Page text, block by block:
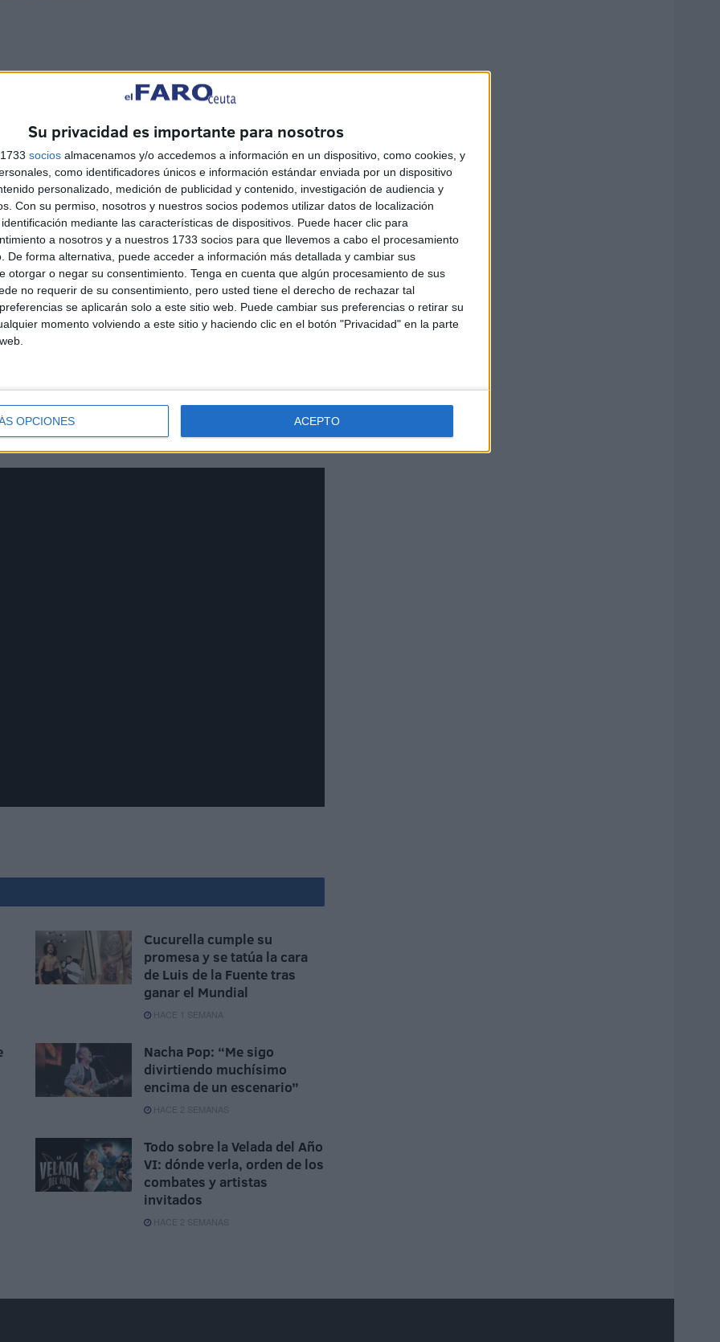
Su privacidad es importante para nosotros
socios almacenamos y/o accedemos a información en un dispositivo, como cookies, y
como identificadores únicos e información estándar enviada por un dispositivo
personalizado, medición de publicidad y contenido, investigación de audiencia y
Con su permiso, nosotros y nuestros socios podemos utilizar datos de localización
mediante las características de dispositivos. Puede hacer clic para
a nosotros y a nuestros 1733 socios para que llevemos a cabo el procesamiento
De forma alternativa, puede acceder a información más detallada y cambiar sus
otorgar o negar su consentimiento. Tenga en cuenta que algún procesamiento de sus
no requerir de su consentimiento, pero usted tiene el derecho de rechazar tal
se aplicarán solo a este sitio web. Puede cambiar sus preferencias o retirar su
momento volviendo a este sitio y haciendo clic en el botón "Privacidad" en la parte
OPCIONES ACEPTO
horas con Tamara de Tañé al cante, José Carlos
al baile. Ya el 6 de octubre, a partir delas 17.30
Nono Reyes a los acordes y Tate Núñez y Ramón
el Estrecho, el viernes a las 17.30 horas, serán Felipa
y Javi Peña y Manuel del Cantarote a las palmas.
conocidos del panorama actual de este arte,
la ciudad autónoma por este estilo musical.
Cucurella cumple su
promesa y se tatúa la cara
de Luis de la Fuente tras
ganar el Mundial
HACE 1 SEMANA
Nacha Pop: “Me sigo
divirtiendo muchísimo
encima de un escenario”
HACE 2 SEMANAS
Todo sobre la Velada del Año
VI: dónde verla, orden de los
combates y artistas
invitados
HACE 2 SEMANAS